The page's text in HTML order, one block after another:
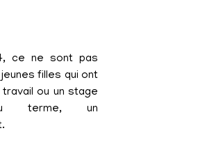
ce ne sont pas
filles qui ont
ou un stage
terme, un